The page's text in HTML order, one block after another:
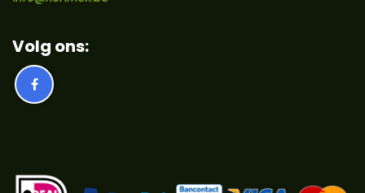
Volg ons: